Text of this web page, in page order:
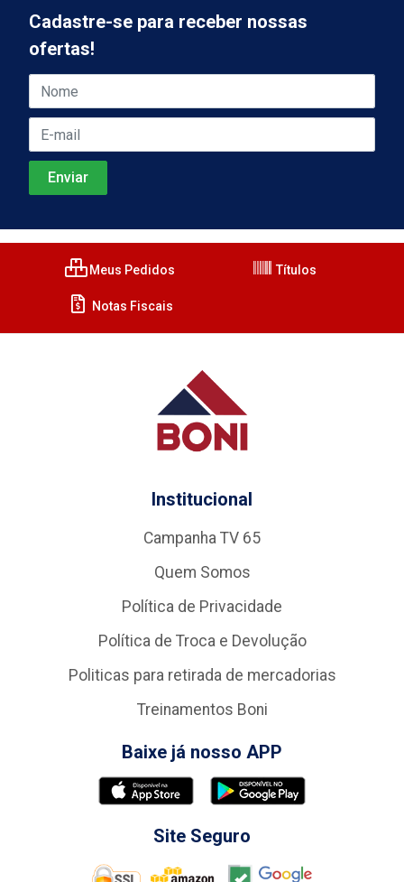
Cadastre-se para receber nossas
ofertas!
Meus Pedidos Títulos
Notas Fiscais
Institucional
Campanha TV 65
Quem Somos
Política de Privacidade
Política de Troca e Devolução
Politicas para retirada de mercadorias
Treinamentos Boni
Baixe já nosso APP
Site Seguro